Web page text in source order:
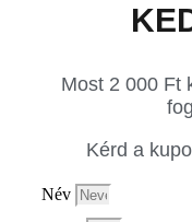
Most 2 000 Ft
Kérd a
Név